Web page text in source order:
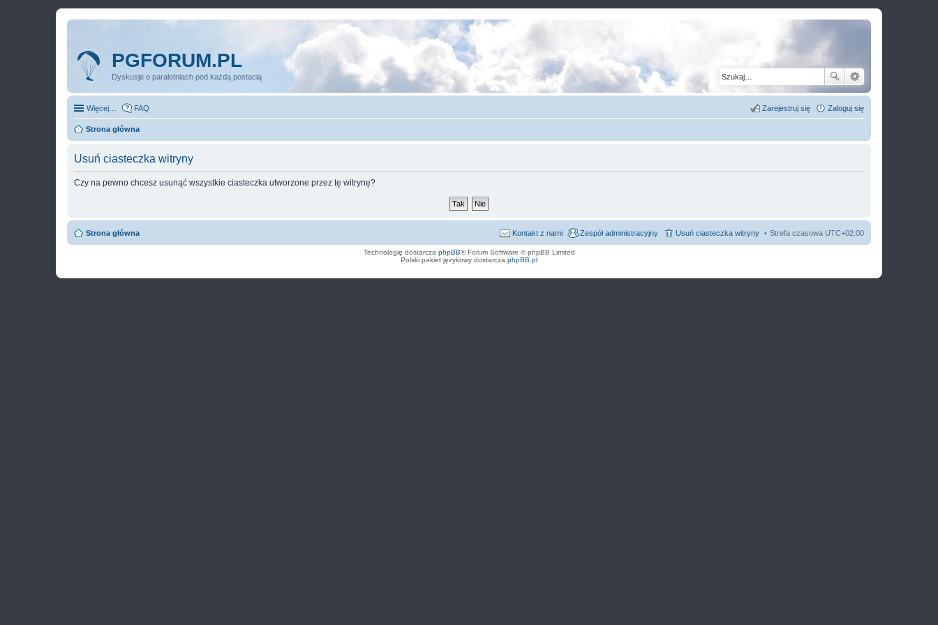
PGFORUM.PL
Dyskusje o paralotniach pod każdą postacią
Więcej… FAQ Zaloguj się
Zarejestruj się
Strona główna
Usuń ciasteczka witryny
Czy na pewno chcesz usunąć wszystkie ciasteczka utworzone przez tę witrynę?
Strona główna Strefa czasowa UTC+02:00
Usuń ciasteczka witryny
Zespół administracyjny
Kontakt z nami
Technologię dostarcza phpBB® Forum Software © phpBB Limited
Polski pakiet językowy dostarcza phpBB.pl